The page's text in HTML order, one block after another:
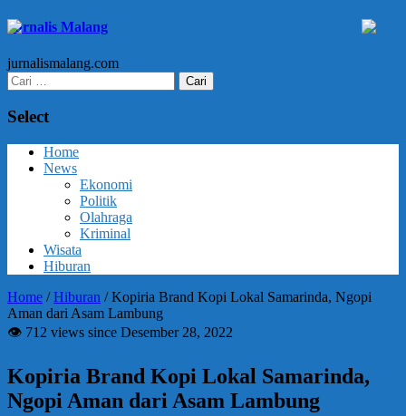
Jurnalis Malang
jurnalismalang.com
Cari
untuk:
Select
Home
News
Ekonomi
Politik
Olahraga
Kriminal
Wisata
Hiburan
Home /Hiburan /Kopiria Brand Kopi Lokal Samarinda, Ngopi
Aman dari Asam Lambung
👁 712 views since Desember 28, 2022
Kopiria Brand Kopi Lokal Samarinda,
Ngopi Aman dari Asam Lambung